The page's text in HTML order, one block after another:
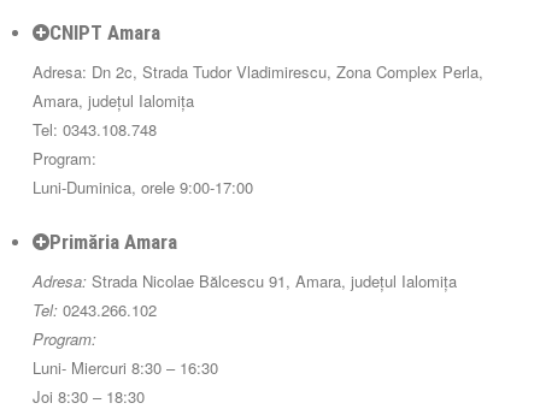
CNIPT Amara
Adresa: Dn 2c, Strada Tudor Vladimirescu, Zona Complex Perla,
Amara, județul Ialomița
Tel: 0343.108.748
Program:
Luni-Duminica, orele 9:00-17:00
Primăria Amara
Adresa: Strada Nicolae Bălcescu 91, Amara, județul Ialomița
Tel: 0243.266.102
Program:
Luni- Miercuri 8:30 – 16:30
Joi 8:30 – 18:30